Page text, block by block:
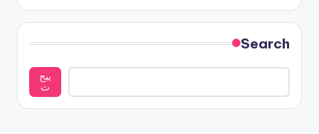
Search
يبح
ث